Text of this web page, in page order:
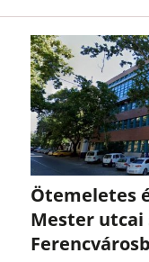
Ötemeletes
Mester utcai